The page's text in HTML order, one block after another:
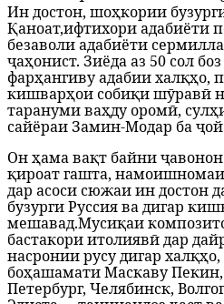
Ин достон, шоҳкории
Қаноат,ифтихори адабиёти
безаволи адабиёти
ҷаҳонист. Зиёда аз 50 сол
фарҳангиву адабии халқҳо,
кишварҳои собиқи шӯравӣ
тарануми ваҳду оромӣ,
сайёраи Замин-Модар ба ҷой
Он ҳама вақт байни
қироат гашта,
дар асоси сюжаи ин достон
бузурги Руссия ва дигар
мешавад.Мусиқаи
бастакори итолиявӣ дар
насронии русу дигар
боҳашамати Маскаву
Петербург, Челябинск,